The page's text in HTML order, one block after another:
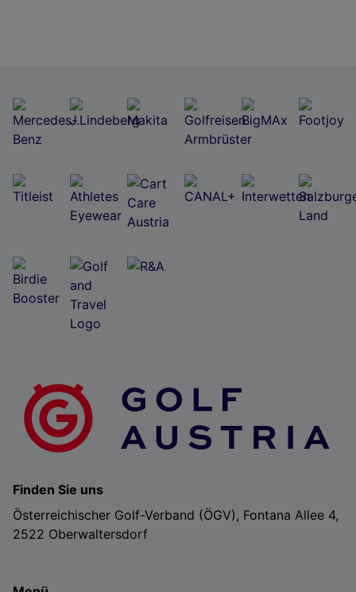
Finden Sie uns
Österreichischer Golf-Verband (ÖGV), Fontana Allee 4,
2522 Oberwaltersdorf